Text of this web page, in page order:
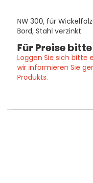
NW 300, für
Bord, Stahl verzinkt
Für Preise
Loggen Sie sich bitte
wir informieren Sie
Produkts.